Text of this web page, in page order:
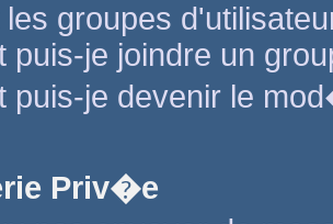
groupes
puis-je joindre un
puis-je devenir le
Priv�e